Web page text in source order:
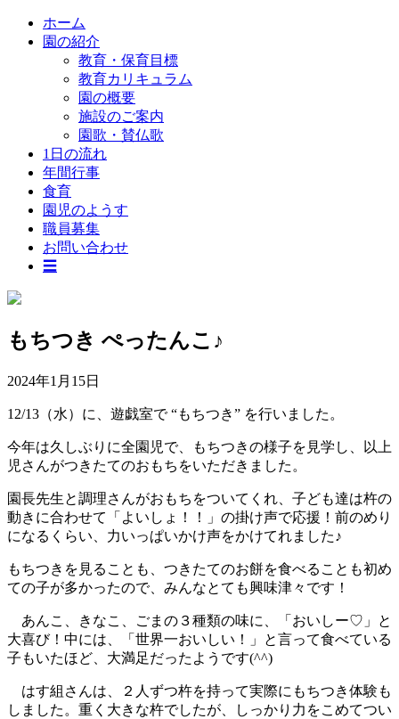
ホーム
園の紹介
教育・保育目標
教育カリキュラム
園の概要
施設のご案内
園歌・賛仏歌
1日の流れ
年間行事
食育
園児のようす
職員募集
お問い合わせ
☰
もちつき ぺったんこ♪
2024年1月15日
12/13（水）に、遊戯室で “もちつき” を行いました。
今年は久しぶりに全園児で、もちつきの様子を見学し、以上
児さんがつきたてのおもちをいただきました。
園長先生と調理さんがおもちをついてくれ、子ども達は杵の
動きに合わせて「よいしょ！！」の掛け声で応援！前のめり
になるくらい、力いっぱいかけ声をかけてれました♪
もちつきを見ることも、つきたてのお餅を食べることも初め
ての子が多かったので、みんなとても興味津々です！
あんこ、きなこ、ごまの３種類の味に、「おいしー♡」と
大喜び！中には、「世界一おいしい！」と言って食べている
子もいたほど、大満足だったようです(^^)
はす組さんは、２人ずつ杵を持って実際にもちつき体験も
しました。重く大きな杵でしたが、しっかり力をこめてつい